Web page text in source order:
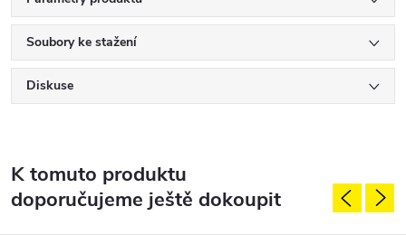
Soubory ke stažení
Diskuse
K tomuto produktu
doporučujeme ještě dokoupit